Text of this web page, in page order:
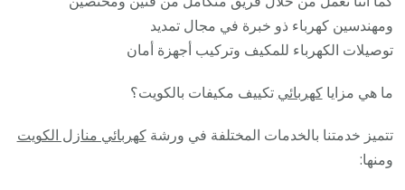
ومهندسين كهرباء ذو خبرة في مجال تمديد
توصيلات الكهرباء للمكيف وتركيب أجهزة أمان
ما هي مزاياكهربائي تكييف مكيفات بالكويت؟
تتميز خدمتنا بالخدمات المختلفة في ورشةكهربائي منازل الكويت
ومنها: